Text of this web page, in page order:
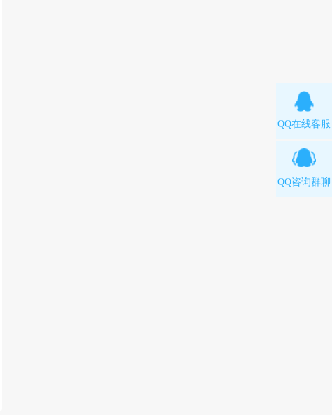
QQ在线客服
QQ咨询群聊